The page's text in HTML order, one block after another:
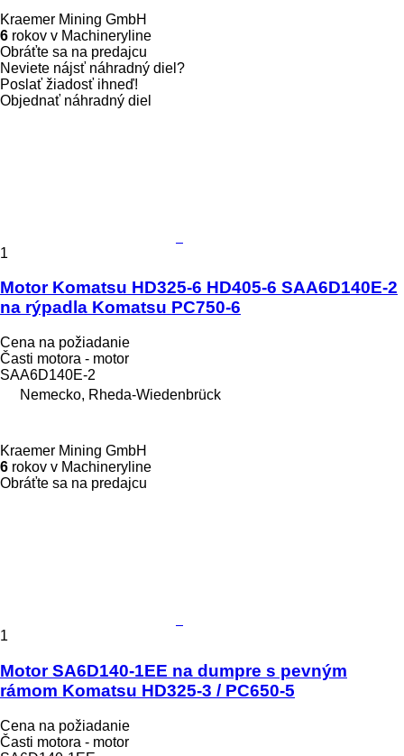
Kraemer Mining GmbH
6 rokov v Machineryline
Obráťte sa na predajcu
Neviete nájsť náhradný diel?
Poslať žiadosť ihneď!
Objednať náhradný diel
1
Motor Komatsu HD325-6 HD405-6 SAA6D140E-2
na rýpadla Komatsu PC750-6
Cena na požiadanie
Časti motora - motor
SAA6D140E-2
Nemecko, Rheda-Wiedenbrück
Kraemer Mining GmbH
6 rokov v Machineryline
Obráťte sa na predajcu
1
Motor SA6D140-1EE na dumpre s pevným
rámom Komatsu HD325-3 / PC650-5
Cena na požiadanie
Časti motora - motor